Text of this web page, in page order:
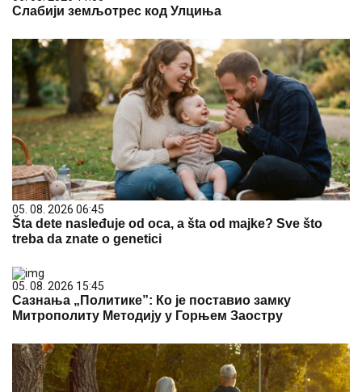
Слабији земљотрес код Улциња
05. 08. 2026 06:45
Šta dete nasleđuje od oca, a šta od majke? Sve što
treba da znate o genetici
05. 08. 2026 15:45
Сазнања „Политике”: Ко је поставио замку
Митрополиту Методију у Горњем Заостру